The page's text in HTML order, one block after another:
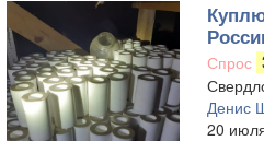
Спрос
Денис
20